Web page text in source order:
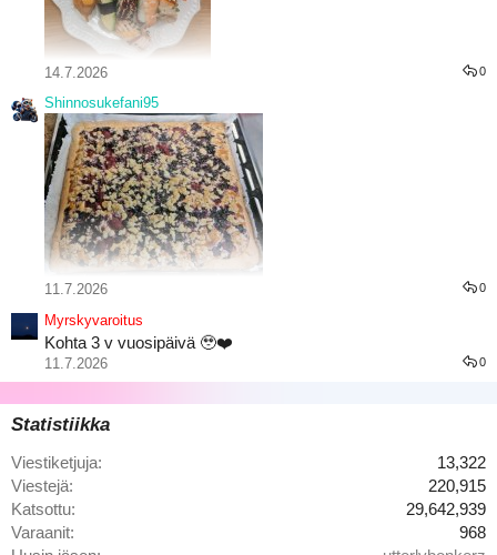
Tuli käytyä Itsuyakissa
14.7.2026 0
Shinnosukefani95
Marjaisat juustokakku palat
11.7.2026 0
Myrskyvaroitus
Kohta 3 v vuosipäivä 🥹❤️
11.7.2026 0
Statistiikka
Viestiketjuja
13,322
Viestejä
220,915
Katsottu
29,642,939
Varaanit
968